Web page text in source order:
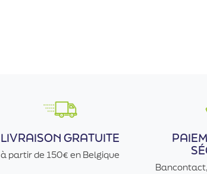
LIVRAISON GRATUITE
à partir de 150€ en Belgique